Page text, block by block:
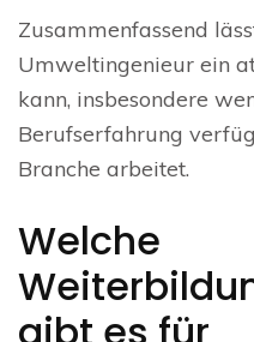
Zusammenfassend
Umweltingenieur ein
kann, insbesondere
Berufserfahrung
Branche arbeitet.
Welche